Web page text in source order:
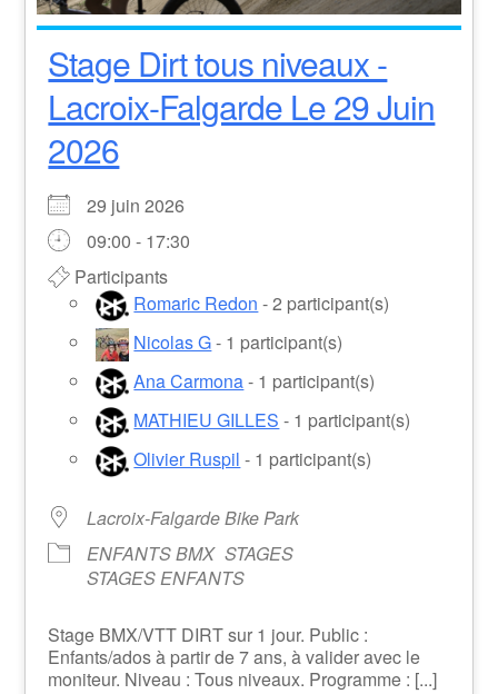
Stage Dirt tous niveaux -
Lacroix-Falgarde Le 29 Juin
2026
29 juin 2026
09:00 - 17:30
Participants
Romaric Redon - 2 participant(s)
Nicolas G- 1 participant(s)
Ana Carmona- 1 participant(s)
MATHIEU GILLES - 1 participant(s)
Olivier Ruspil - 1 participant(s)
Lacroix-Falgarde Bike Park
ENFANTS BMX STAGES
STAGES ENFANTS
Stage BMX/VTT DIRT sur 1 jour. Public :
Enfants/ados à partir de 7 ans, à valider avec le
moniteur. Niveau : Tous niveaux. Programme : [...]